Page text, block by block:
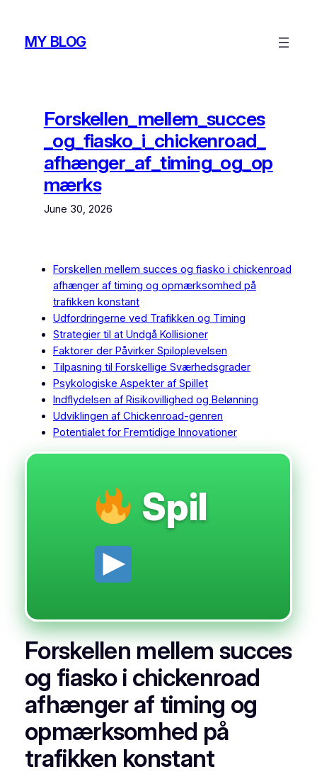
contentMY BLOG
Forskellen_mellem_succes
_og_fiasko_i_chickenroad_
afhænger_af_timing_og_op
mærks
June 30, 2026
Forskellen mellem succes og fiasko i chickenroad
afhænger af timing og opmærksomhed på
trafikken konstant
Udfordringerne ved Trafikken og Timing
Strategier til at Undgå Kollisioner
Faktorer der Påvirker Spiloplevelsen
Tilpasning til Forskellige Sværhedsgrader
Psykologiske Aspekter af Spillet
Indflydelsen af Risikovillighed og Belønning
Udviklingen af Chickenroad-genren
Potentialet for Fremtidige Innovationer
Spil
Forskellen mellem succes
og fiasko i chickenroad
afhænger af timing og
opmærksomhed på
trafikken konstant